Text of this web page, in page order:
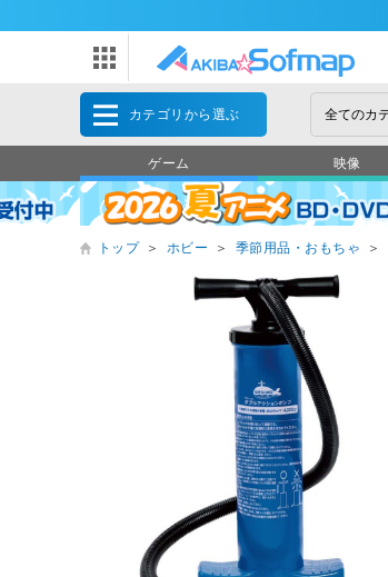
カテゴリから選ぶ
ゲーム 映像
トップ ＞ ホビー ＞ 季節用品・おもちゃ ＞